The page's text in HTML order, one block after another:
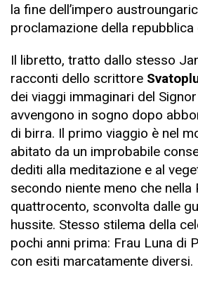
la fine dell’impero
proclamazione della
Il libretto, tratto dallo stesso
racconti dello scrittore
dei viaggi immaginari del
avvengono in sogno dopo
di birra. Il primo viaggio è nel
abitato da un improbabile
dediti alla meditazione e al
secondo niente meno che nella
quattrocento, sconvolta dalle
hussite. Stesso stilema della
pochi anni prima: Frau Luna di
con esiti marcatamente diversi.